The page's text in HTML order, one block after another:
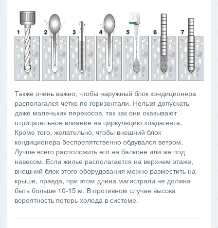
Также очень важно, чтобы наружный блок кондиционера
располагался четко по горизонтали. Нельзя допускать
даже маленьких перекосов, так как они оказывают
отрицательное влияние на циркуляцию хладагента.
Кроме того, желательно, чтобы внешний блок
кондиционера беспрепятственно обдувался ветром.
Лучше всего расположить его на балконе или же под
навесом. Если жилье располагается на верхнем этаже,
внешний блок этого оборудования можно разместить на
крыше, правда, при этом длина магистрали не должна
быть больше 10-15 м. В противном случае высока
вероятность потерь холода в системе.